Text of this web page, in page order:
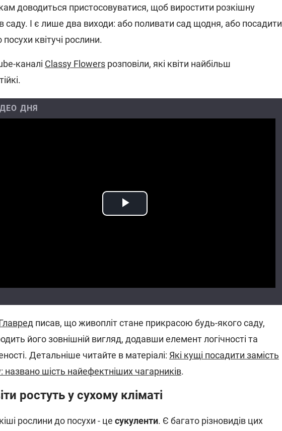
доводиться пристосовуватися, щоб виростити розкішну
саду. І є лише два виходи: або поливати сад щодня, або посадити
посухи квітучі рослини.
каналі Classy Flowers розповіли, які квіти найбільш
ДНЯ
писав, що живопліт стане прикрасою будь-якого саду,
його зовнішній вигляд, додавши елемент логічності та
Детальніше читайте в матеріалі: Які кущі посадити замість
названо шість найефектніших чагарників.
ростуть у сухому кліматі
рослини до посухи - це сукуленти. Є багато різновидів цих